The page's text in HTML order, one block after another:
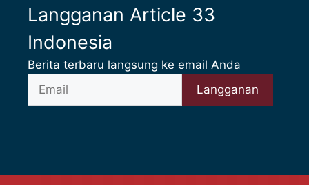
Langganan Article 33
Indonesia
Berita terbaru langsung ke email Anda